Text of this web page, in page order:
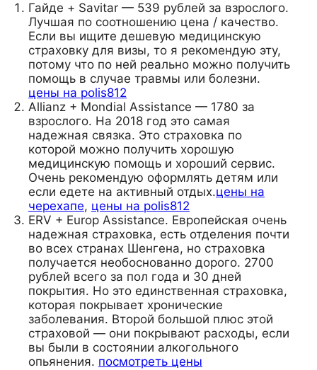
Гайде + Savitar — 539 рублей за взрослого.
Лучшая по соотношению цена / качество.
Если вы ищите дешевую медицинскую
страховку для визы, то я рекомендую эту,
потому что по ней реально можно получить
помощь в случае травмы или болезни.
цены на polis812
Allianz + Mondial Assistance — 1780 за
взрослого. На 2018 год это самая
надежная связка. Это страховка по
которой можно получить хорошую
медицинскую помощь и хороший сервис.
Очень рекомендую оформлять детям или
если едете на активный отдых.цены на
черехапе, цены на polis812
ERV + Europ Assistance. Европейская очень
надежная страховка, есть отделения почти
во всех странах Шенгена, но страховка
получается необоснованно дорого. 2700
рублей всего за пол года и 30 дней
покрытия. Но это единственная страховка,
которая покрывает хронические
заболевания. Второй большой плюс этой
страховой — они покрывают расходы, если
вы были в состоянии алкогольного
опьянения. посмотреть цены